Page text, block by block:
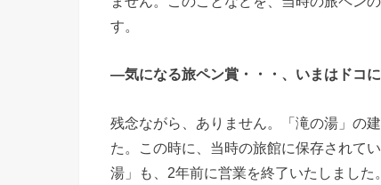
す。
―気になる旅ペン賞・・・、いまはドコ
残念ながら、ありません。「滝の湯」の
た。この時に、当時の旅館に保存されて
湯」も、2年前に営業を終了いたしまし